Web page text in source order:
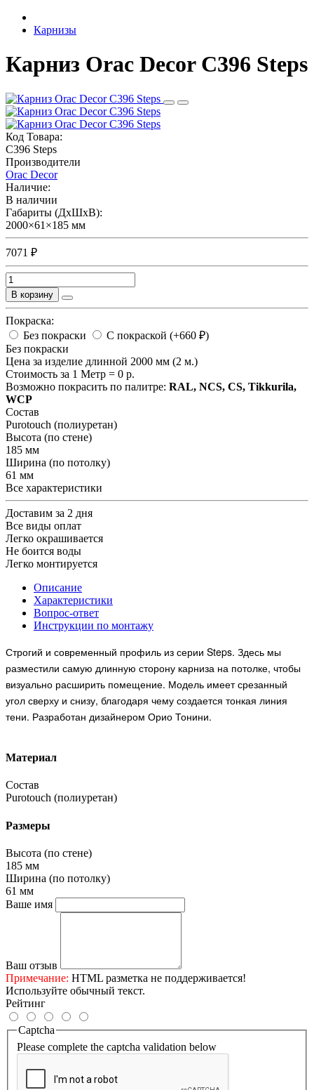
Карнизы
Карниз Orac Decor C396 Steps
Код Товара:
C396 Steps
Производители
Orac Decor
Наличие:
В наличии
Габариты (ДхШхВ):
2000×61×185 мм
7071 ₽
В корзину
Покраска:
Без покраски
С покраской (+660 ₽)
Без покраски
Цена за изделие длинной 2000 мм (2 м.)
Стоимость за 1 Метр = 0 р.
Возможно покрасить по палитре: RAL, NCS, CS, Tikkurila,
WCP
Состав
Purotouch (полиуретан)
Высота (по стене)
185 мм
Ширина (по потолку)
61 мм
Все характеристики
Доставим за 2 дня
Все виды оплат
Легко окрашивается
Не боится воды
Легко монтируется
Описание
Характеристики
Вопрос-ответ
Инструкции по монтажу
Строгий и современный профиль из серии Steps. Здесь мы
разместили самую длинную сторону карниза на потолке, чтобы
визуально расширить помещение. Модель имеет срезанный
угол сверху и снизу, благодаря чему создается тонкая линия
тени. Разработан дизайнером Орио Тонини.
Материал
Состав
Purotouch (полиуретан)
Размеры
Высота (по стене)
185 мм
Ширина (по потолку)
61 мм
Ваше имя
Ваш отзыв
Примечание: HTML разметка не поддерживается!
Используйте обычный текст.
Рейтинг
Captcha
Please complete the captcha validation below